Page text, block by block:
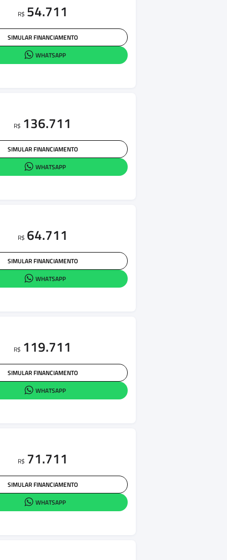
R$ 54.711
SIMULAR FINANCIAMENTO
WHATSAPP
R$ 136.711
SIMULAR FINANCIAMENTO
WHATSAPP
R$ 64.711
SIMULAR FINANCIAMENTO
WHATSAPP
R$ 119.711
SIMULAR FINANCIAMENTO
WHATSAPP
R$ 71.711
SIMULAR FINANCIAMENTO
WHATSAPP